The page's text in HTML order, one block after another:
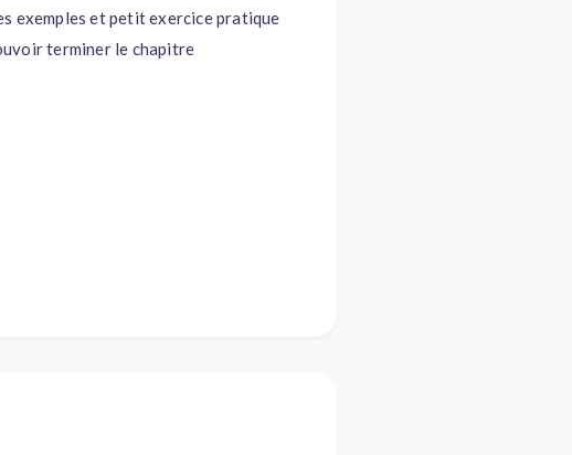
exemples et petit exercice pratique
terminer le chapitre